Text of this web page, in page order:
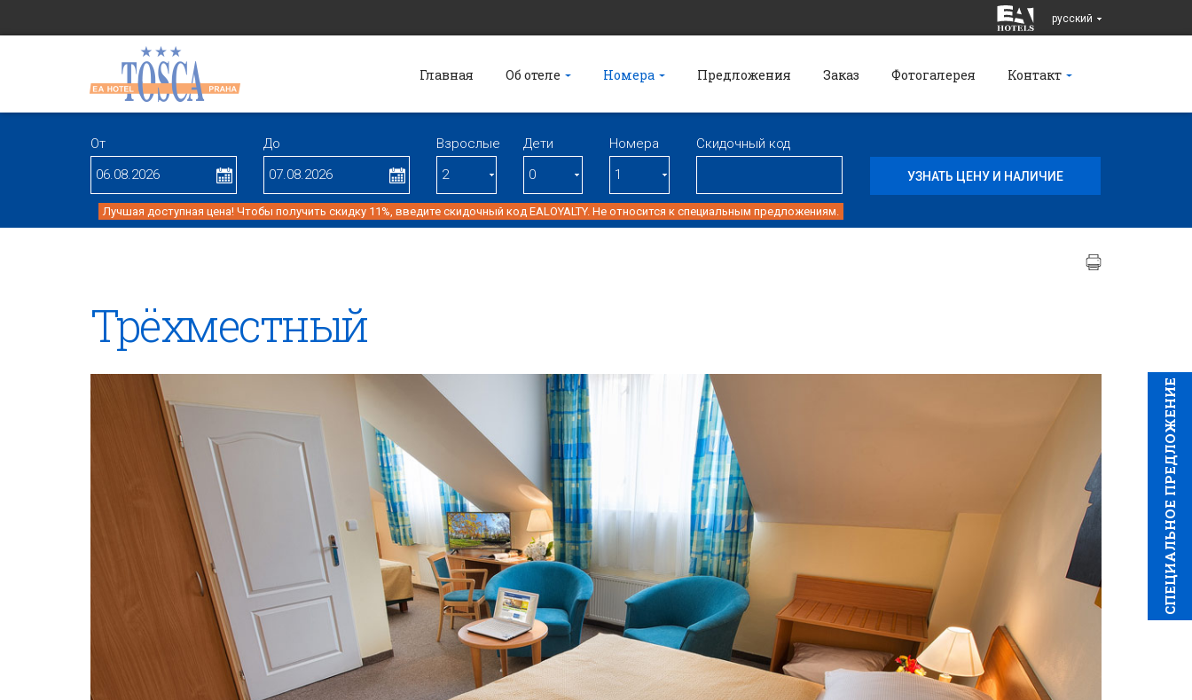
pусский
Главная Об отеле Номера Предложения Заказ Фотогалерея Контакт
От До Взрослые Дети Номерa Скидочный код
Лучшая доступная цена! Чтобы получить скидку 11%, введите скидочный код EALOYALTY. Не относится к специальным предложениям.
CПЕЦИAЛЬНОЕ ПРЕДЛОЖЕНИЕ
Трёхместный